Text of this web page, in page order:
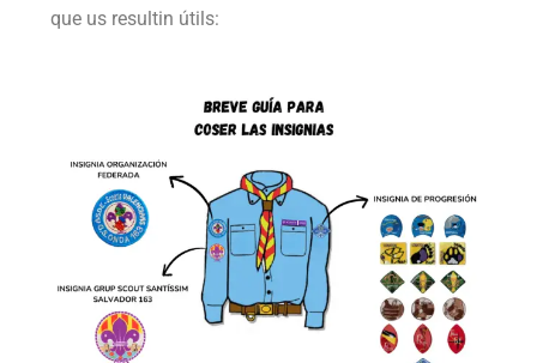
que us resultin útils: